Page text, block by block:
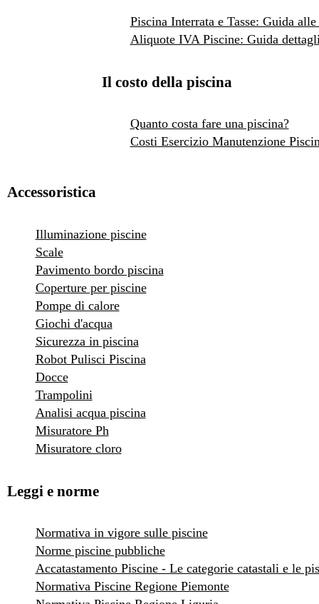
Piscina Interrata e Tasse: Guida
Aliquote IVA Piscine: Guida
Il costo della piscina
Quanto costa fare una piscina?
Costi Esercizio Manutenzione
Accessoristica
Illuminazione piscine
Scale
Pavimento bordo piscina
Coperture per piscine
Pompe di calore
Giochi d'acqua
Sicurezza in piscina
Robot Pulisci Piscina
Docce
Trampolini
Analisi acqua piscina
Misuratore Ph
Misuratore cloro
Leggi e norme
Normativa in vigore sulle piscine
Norme piscine pubbliche
Accatastamento Piscine - Le categorie catastali e le
Normativa Piscine Regione Piemonte